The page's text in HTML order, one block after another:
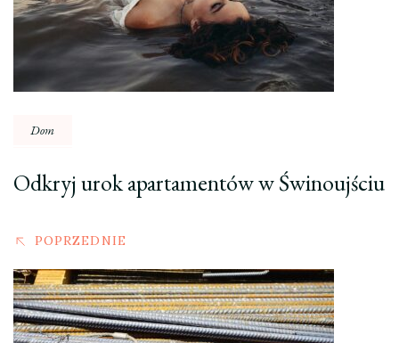
Dom
Odkryj urok apartamentów w Świnoujściu
POPRZEDNIE